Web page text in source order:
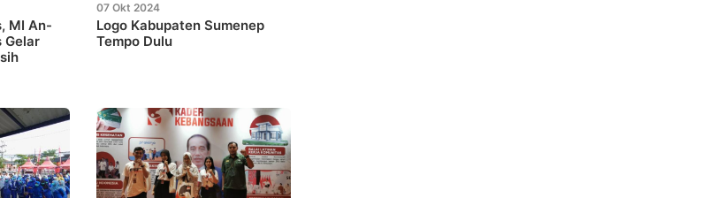
MI An-
Gelar
07 Okt 2024
Logo Kabupaten Sumenep
Tempo Dulu